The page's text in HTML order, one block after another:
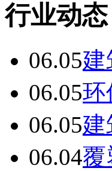
行业动态
06.05建
06.05环
06.05建
06.04覆